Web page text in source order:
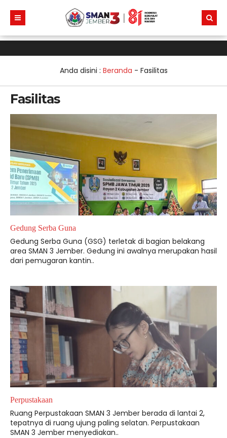
Anda disini : Beranda - Fasilitas
Fasilitas
Gedung Serba Guna
Gedung Serba Guna (GSG) terletak di bagian belakang
area SMAN 3 Jember. Gedung ini awalnya merupakan hasil
dari pemugaran kantin..
Perpustakaan
Ruang Perpustakaan SMAN 3 Jember berada di lantai 2,
tepatnya di ruang ujung paling selatan. Perpustakaan
SMAN 3 Jember menyediakan..